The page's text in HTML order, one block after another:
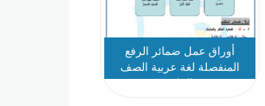
أوراق عمل ضمائر الرفع
المنفصلة لغة عربية الصف
الرابع